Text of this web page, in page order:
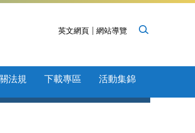
英文網頁 網站導覽
法規 下載專區 活動集錦